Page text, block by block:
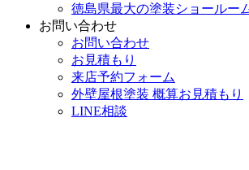
徳島県最大の塗装ショールー
お問い合わせ
お問い合わせ
お見積もり
来店予約フォーム
外壁屋根塗装 概算お見積もり
LINE相談